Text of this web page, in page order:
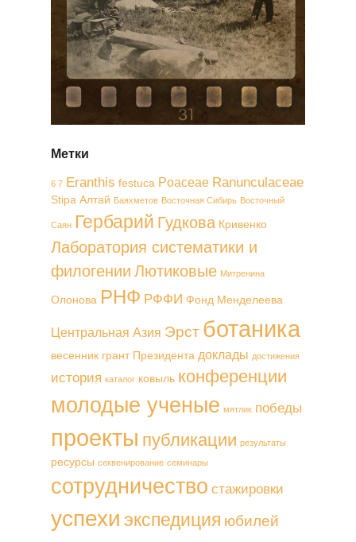
Метки
6 7 Eranthis festuca Poaceae Ranunculaceae
Stipa Алтай Баяхметов Восточная Сибирь Восточный
Саян Гербарий Гудкова Кривенко
Лаборатория систематики и
филогении Лютиковые Митренина
Олонова РНФ РФФИ Фонд Менделеева
Центральная Азия Эрст ботаника
весенник грант Президента доклады достижения
история каталог ковыль конференции
молодые ученые мятлик победы
проекты публикации результаты
ресурсы секвенирование семинары
сотрудничество стажировки
успехи экспедиция юбилей